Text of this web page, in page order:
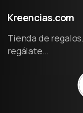
Kreencias.com
Tienda de
regálate…